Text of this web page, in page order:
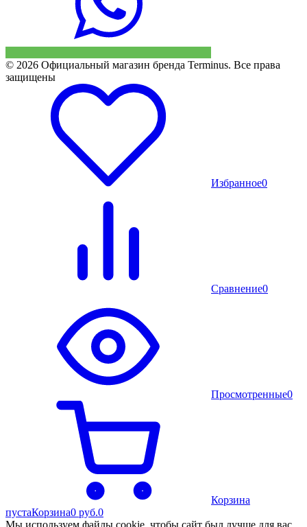
© 2026 Официальный магазин бренда Terminus. Все права
защищены
Избранное0
Сравнение0
Просмотренные0
Корзина
пустаКорзина0 руб.0
Мы используем файлы cookie, чтобы сайт был лучше для вас.